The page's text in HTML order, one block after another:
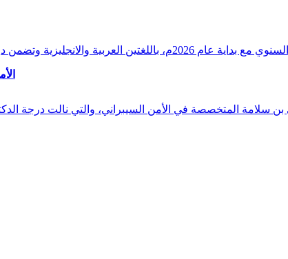
وقراءات دقيقة ورصدًا واستشرافًا وافيًا لكافة أ
بن سلامة المتخصصة في الأمن السيبراني، والتي نالت درجة